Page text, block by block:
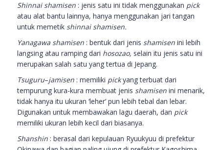
Shinnai shamisen : jenis satu ini tidak menggunakan pick
atau alat bantu lainnya, hanya menggunakan jari tangan
untuk memetik shinnai shamisen.
Yanagawa shamisen : bentuk dari jenis shamisen ini lebih
langsing atau ramping dari hosozao, selain itu jenis satu ini
merupakan salah satu yang tertua di Jepang.
Tsuguru–jamisen : memiliki pickyang terbuat dari
tempurung kura-kura membuat jenis shamisen ini menarik,
tidak hanya itu ukuran ‘leher’ pun lebih tebal dan lebar.
Digunakan untuk membawakan lagu daerah, dan pick
memiliki ukuran lebih kecil dari biasanya.
Shanshin : berasal dari kepulauan Ryuukyuu di prefektur